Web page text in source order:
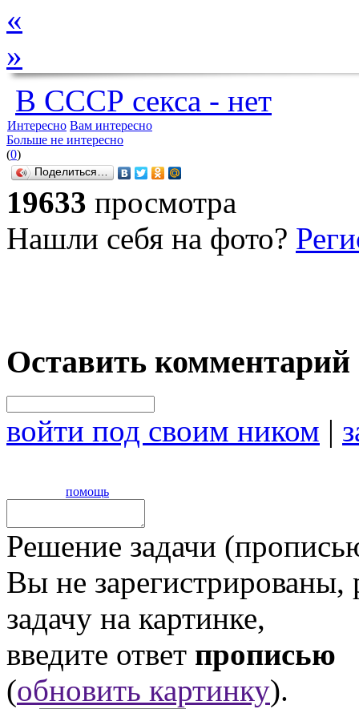
«
»
В СССР секса - нет
Интересно Вам интересно
Больше не интересно
(0)
Поделиться…
19633 просмотра
Нашли себя на фото?
Оставить комментарий
войти под своим ником |
помощь
Решение задачи
Вы не
задачу на картинке,
введите ответ прописью
(обновить картинку).